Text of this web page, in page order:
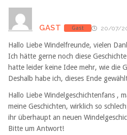
GAST Gast 20/07/
Hallo Liebe Windelfreunde, vielen
Ich hätte gerne noch diese
hatte leider keine Idee mehr, wie die
Deshalb habe ich, dieses Ende
Hallo Liebe Windelgeschichtenfans ,
meine Geschichten, wirklich so
ihr überhaupt an neuen
Bitte um Antwort!